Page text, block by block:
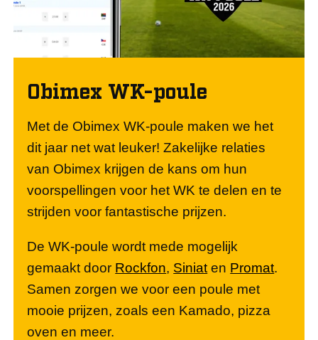
Obimex WK-poule
Met de Obimex WK-poule maken we het
dit jaar net wat leuker! Zakelijke relaties
van Obimex krijgen de kans om hun
voorspellingen voor het WK te delen en te
strijden voor fantastische prijzen.
De WK-poule wordt mede mogelijk
gemaakt door Rockfon, Siniaten Promat.
Samen zorgen we voor een poule met
mooie prijzen, zoals een Kamado, pizza
oven en meer.